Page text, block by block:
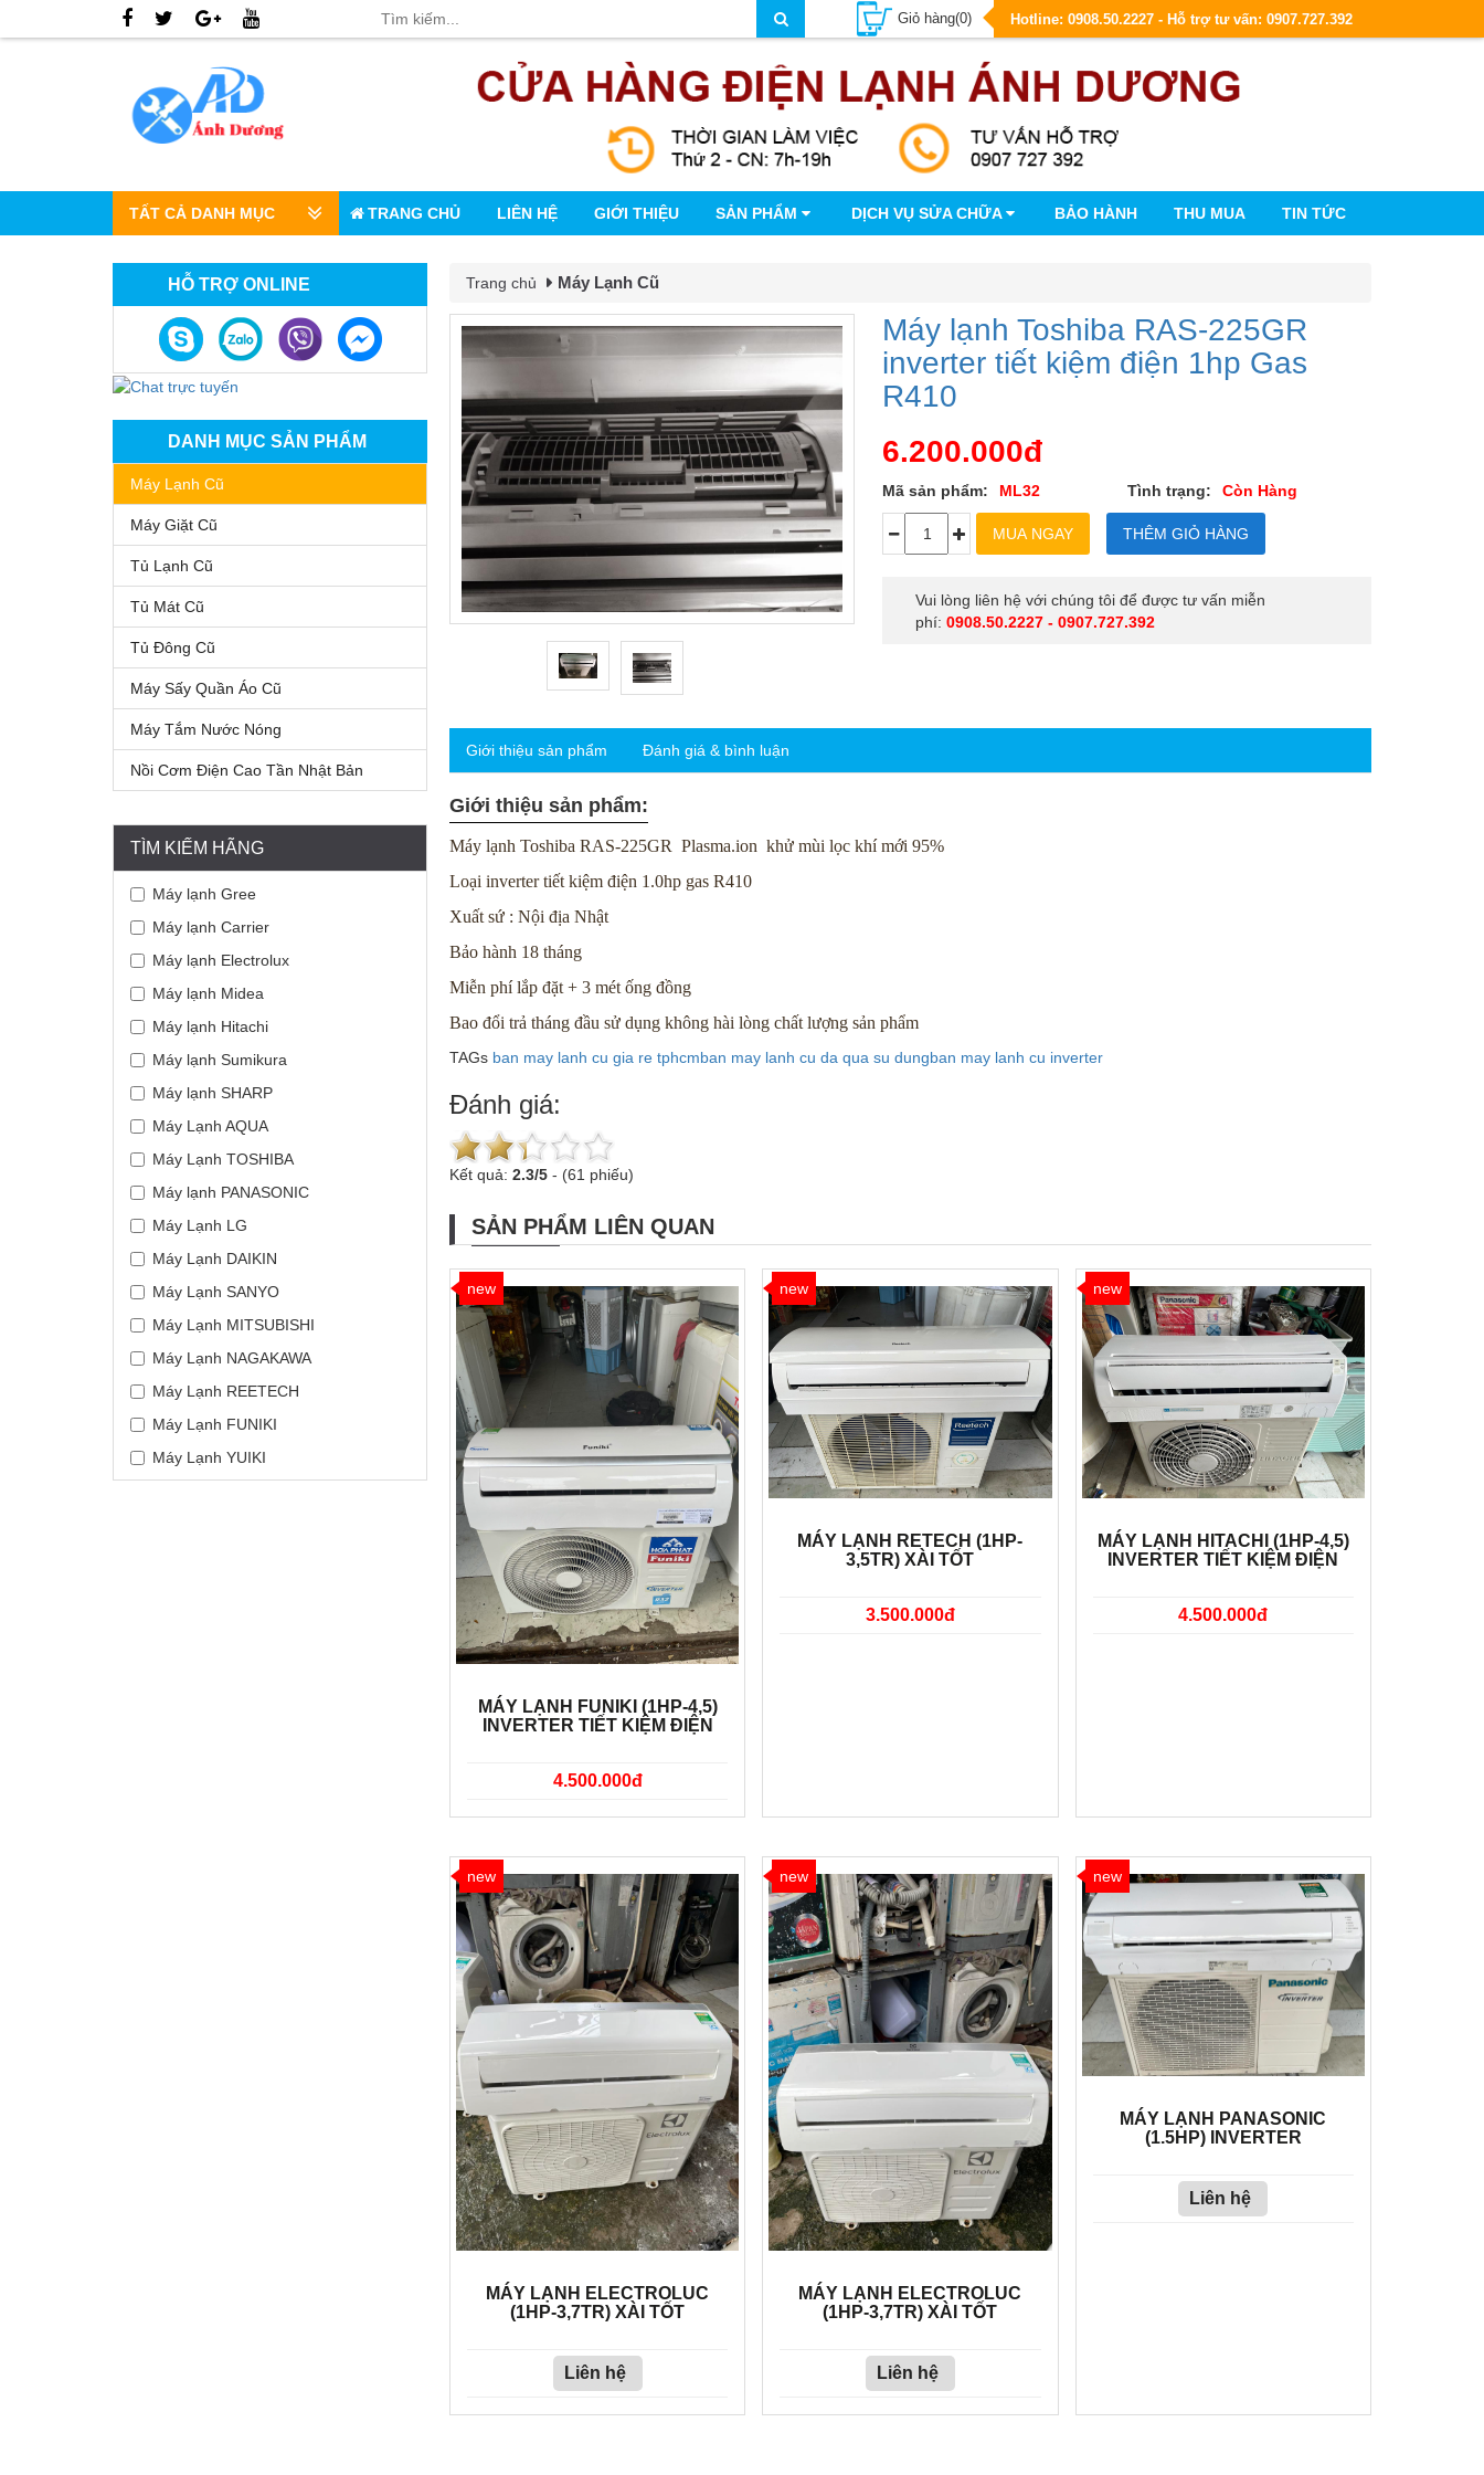
Giỏ hàng(0) Hotline: 0908.50.2227 - Hỗ trợ tư vấn: 0907.727.392
TẤT CẢ DANH MỤC TRANG CHỦ LIÊN HỆ GIỚI THIỆU SẢN PHẨM DỊCH VỤ SỬA CHỮA BẢO HÀNH THU MUA TIN TỨC
HỖ TRỢ ONLINE
DANH MỤC SẢN PHẨM
Máy Lạnh Cũ
Máy Giặt Cũ
Tủ Lạnh Cũ
Tủ Mát Cũ
Tủ Đông Cũ
Máy Sấy Quần Áo Cũ
Máy Tắm Nước Nóng
Nồi Cơm Điện Cao Tần Nhật Bản
TÌM KIẾM HÃNG
Máy lạnh Gree
Máy lạnh Carrier
Máy lạnh Electrolux
Máy lạnh Midea
Máy lạnh Hitachi
Máy lạnh Sumikura
Máy lạnh SHARP
Máy Lạnh AQUA
Máy Lạnh TOSHIBA
Máy lạnh PANASONIC
Máy Lạnh LG
Máy Lạnh DAIKIN
Máy Lạnh SANYO
Máy Lạnh MITSUBISHI
Máy Lạnh NAGAKAWA
Máy Lạnh REETECH
Máy Lạnh FUNIKI
Máy Lạnh YUIKI
Trang chủ Máy Lạnh Cũ
Máy lạnh Toshiba RAS-225GR
inverter tiết kiệm điện 1hp Gas
R410
6.200.000đ
Mã sản phẩm: ML32 Tình trạng: Còn Hàng
Vui lòng liên hệ với chúng tôi để được tư vấn miễn
phí:0908.50.2227 - 0907.727.392
Giới thiệu sản phẩm Đánh giá & bình luận
Giới thiệu sản phẩm:
Máy lạnh Toshiba RAS-225GR Plasma.ion khử mùi lọc khí mới 95%
Loại inverter tiết kiệm điện 1.0hp gas R410
Xuất sứ : Nội địa Nhật
Bảo hành 18 tháng
Miễn phí lắp đặt + 3 mét ống đồng
Bao đổi trả tháng đầu sử dụng không hài lòng chất lượng sản phẩm
TAGs ban may lanh cu gia re tphcmban may lanh cu da qua su dungban may lanh cu inverter
Đánh giá:
Kết quả: 2.3/5 - (61 phiếu)
SẢN PHẨM LIÊN QUAN
new
MÁY LẠNH FUNIKI (1HP-4,5)
INVERTER TIẾT KIỆM ĐIỆN
4.500.000đ
new
MÁY LẠNH RETECH (1HP-
3,5TR) XÀI TỐT
3.500.000đ
new
MÁY LẠNH HITACHI (1HP-4,5)
INVERTER TIẾT KIỆM ĐIỆN
4.500.000đ
new
MÁY LẠNH ELECTROLUC
(1HP-3,7TR) XÀI TỐT
Liên hệ
new
MÁY LẠNH ELECTROLUC
(1HP-3,7TR) XÀI TỐT
Liên hệ
new
MÁY LẠNH PANASONIC
(1.5HP) INVERTER
Liên hệ